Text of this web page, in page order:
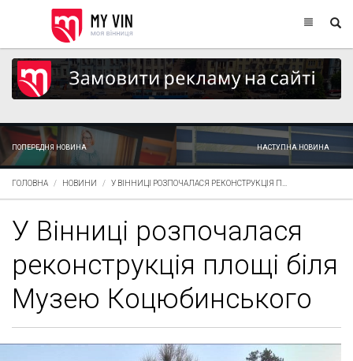
ПОПЕРЕДНЯ НОВИНА НАСТУПНА НОВИНА
ГОЛОВНА НОВИНИ У ВІННИЦІ РОЗПОЧАЛАСЯ РЕКОНСТРУКЦІЯ П...
У Вінниці розпочалася
реконструкція площі біля
Музею Коцюбинського